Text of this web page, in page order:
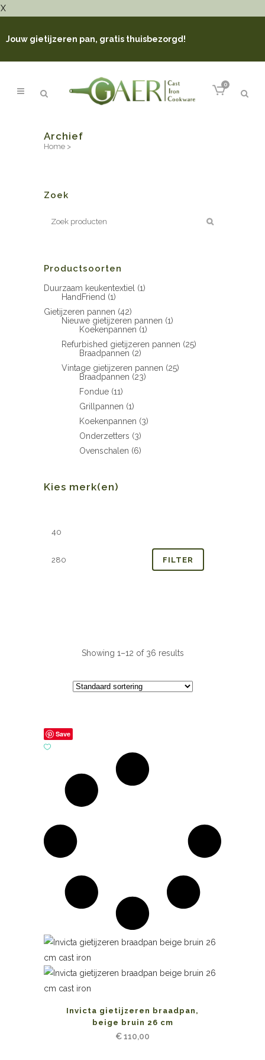
X
Jouw gietijzeren pan, gratis thuisbezorgd!
0
Archief
Home >
Zoek
Productsoorten
Duurzaam keukentextiel (1)
HandFriend (1)
Gietijzeren pannen (42)
Nieuwe gietijzeren pannen (1)
Koekenpannen (1)
Refurbished gietijzeren pannen (25)
Braadpannen (2)
Vintage gietijzeren pannen (25)
Braadpannen (23)
Fondue (11)
Grillpannen (1)
Koekenpannen (3)
Onderzetters (3)
Ovenschalen (6)
Kies merk(en)
FILTER
Showing 1–12 of 36 results
Save
Invicta gietijzeren braadpan,
beige bruin 26 cm
€110,00